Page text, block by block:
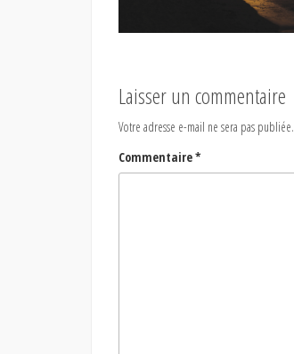
Laisser un commentaire
Votre adresse e-mail ne sera pas publiée.
Commentaire*